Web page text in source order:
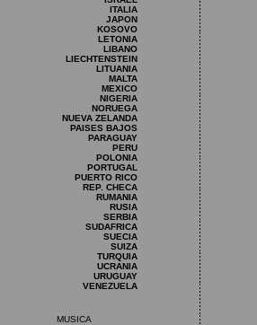
ITALIA
JAPON
KOSOVO
LETONIA
LIBANO
LIECHTENSTEIN
LITUANIA
MALTA
MEXICO
NIGERIA
NORUEGA
NUEVA ZELANDA
PAISES BAJOS
PARAGUAY
PERU
POLONIA
PORTUGAL
PUERTO RICO
REP. CHECA
RUMANIA
RUSIA
SERBIA
SUDAFRICA
SUECIA
SUIZA
TURQUIA
UCRANIA
URUGUAY
VENEZUELA
MUSICA